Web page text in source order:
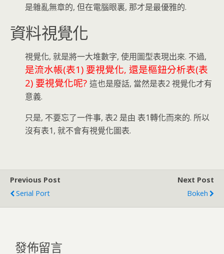
是雜亂無章的, 但在電腦眼裏, 那才是最優雅的.
資料視覺化
視覺化, 就是將一大堆數字, 使用圖型表現出來. 不過,
是流水帳(表1) 要視覺化, 還是樞鈕分析表(表
2) 要視覺化呢? 這也是廢話, 當然是表2 視覺化才有
意義.
只是, 不要忘了一件事, 表2 是由 表1轉化而來的. 所以
沒有表1, 就不會有視覺化圖表.
Previous Post
Serial Port
Next Post
Bokeh
發佈留言